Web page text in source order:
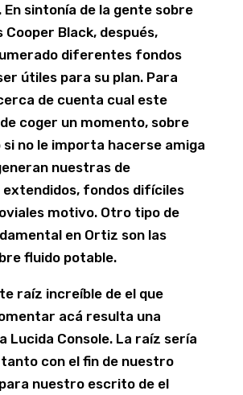
sintonía de la gente sobre
Black, después,
diferentes fondos
útiles para su plan. Para
de cuenta cual este
coger un momento, sobre
no le importa hacerse amiga
nuestras de
fondos difíciles
motivo. Otro tipo de
en Ortiz son las
fluido potable.
raíz increíble de el que
acá resulta una
Lucida Console. La raíz serí­a
con el fin de nuestro
nuestro escrito de el